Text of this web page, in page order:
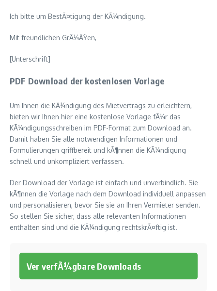
Ich bitte um BestÃ¤tigung der KÃ¼ndigung.
Mit freundlichen GrÃ¼ÃŸen,
[Unterschrift]
PDF Download der kostenlosen Vorlage
Um Ihnen die KÃ¼ndigung des Mietvertrags zu erleichtern,
bieten wir Ihnen hier eine kostenlose Vorlage fÃ¼r das
KÃ¼ndigungsschreiben im PDF-Format zum Download an.
Damit haben Sie alle notwendigen Informationen und
Formulierungen griffbereit und kÃ¶nnen die KÃ¼ndigung
schnell und unkompliziert verfassen.
Der Download der Vorlage ist einfach und unverbindlich. Sie
kÃ¶nnen die Vorlage nach dem Download individuell anpassen
und personalisieren, bevor Sie sie an Ihren Vermieter senden.
So stellen Sie sicher, dass alle relevanten Informationen
enthalten sind und die KÃ¼ndigung rechtskrÃ¤ftig ist.
Ver verfÃ¼gbare Downloads